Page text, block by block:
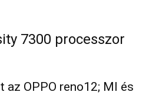
7300 processzor
az OPPO reno12; MI és